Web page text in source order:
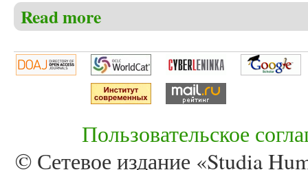
Read more
Пользовательское
© Сетевое издание «Studia